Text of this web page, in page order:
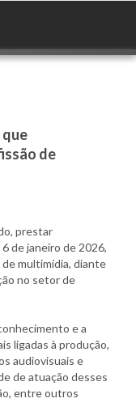
que
de
prestar
de janeiro de 2026,
multimídia, diante
no setor de
e a
ligadas à produção,
audiovisuais e
de atuação desses
entre outros